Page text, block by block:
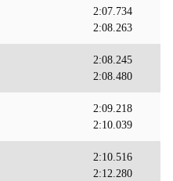
2:07.734
2:08.263
2:08.245
2:08.480
2:09.218
2:10.039
2:10.516
2:12.280